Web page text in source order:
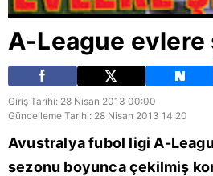
A-League evlere
Giriş Tarihi: 28 Nisan 2013 00:00
Güncelleme Tarihi: 28 Nisan 2013 14:20
Avustralya fubol ligi A-
sezonu boyunca çekilmiş